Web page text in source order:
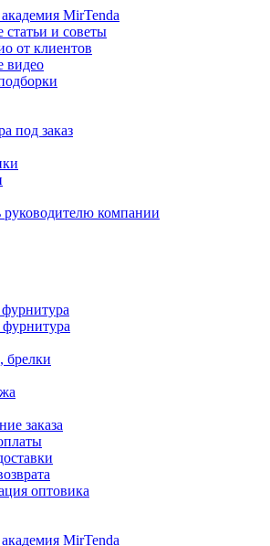
MirTenda
статьи и советы
от клиентов
видео
под заказ
руководителю компании
брелки
заказа
оптовика
MirTenda